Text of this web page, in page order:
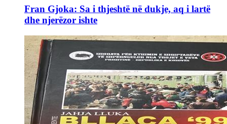
Fran Gjoka: Sa i thjeshtë në dukje, aq i lartë
dhe njerëzor ishte